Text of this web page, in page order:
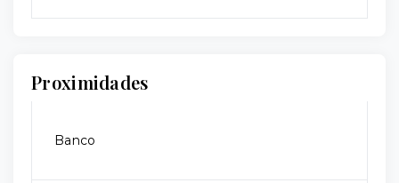
Proximidades
Banco